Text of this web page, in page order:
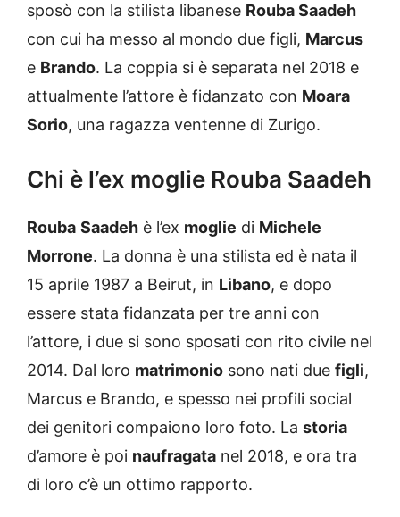
sposò con la stilista libanese Rouba Saadeh
con cui ha messo al mondo due figli, Marcus
e Brando. La coppia si è separata nel 2018 e
attualmente l’attore è fidanzato con Moara
Sorio, una ragazza ventenne di Zurigo.
Chi è l’ex moglie Rouba Saadeh
Rouba Saadeh è l’ex moglie di Michele
Morrone. La donna è una stilista ed è nata il
15 aprile 1987 a Beirut, in Libano, e dopo
essere stata fidanzata per tre anni con
l’attore, i due si sono sposati con rito civile nel
2014. Dal loro matrimonio sono nati due figli,
Marcus e Brando, e spesso nei profili social
dei genitori compaiono loro foto. La storia
d’amore è poi naufragata nel 2018, e ora tra
di loro c’è un ottimo rapporto.